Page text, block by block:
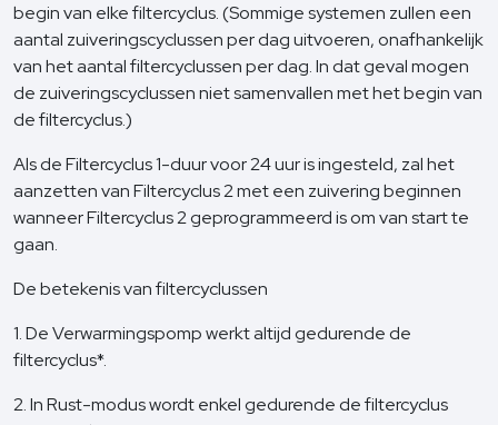
begin van elke filtercyclus. (Sommige systemen zullen een
aantal zuiveringscyclussen per dag uitvoeren, onafhankelijk
van het aantal filtercyclussen per dag. In dat geval mogen
de zuiveringscyclussen niet samenvallen met het begin van
de filtercyclus.)
Als de Filtercyclus 1-duur voor 24 uur is ingesteld, zal het
aanzetten van Filtercyclus 2 met een zuivering beginnen
wanneer Filtercyclus 2 geprogrammeerd is om van start te
gaan.
De betekenis van filtercyclussen
1. De Verwarmingspomp werkt altijd gedurende de
filtercyclus*.
2. In Rust-modus wordt enkel gedurende de filtercyclus